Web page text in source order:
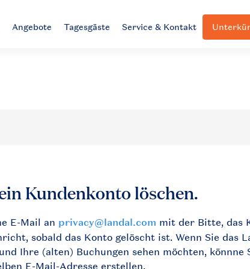
Angebote Tagesgäste Service & Kontakt